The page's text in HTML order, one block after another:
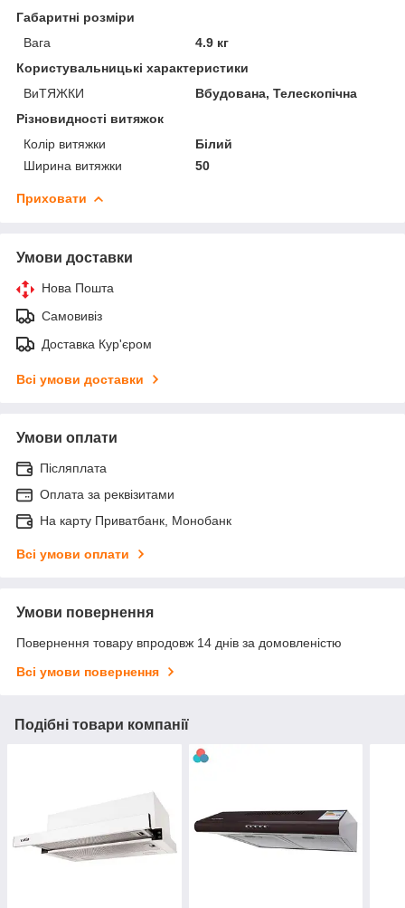
Габаритні розміри
Вага
4.9 кг
Користувальницькі характеристики
ВиТЯЖКИ
Вбудована, Телескопічна
Різновидності витяжок
Колір витяжки
Білий
Ширина витяжки
50
Приховати
Умови доставки
Нова Пошта
Самовивіз
Доставка Кур'єром
Всі умови доставки
Умови оплати
Післяплата
Оплата за реквізитами
На карту Приватбанк, Монобанк
Всі умови оплати
Умови повернення
Повернення товару впродовж 14 днів за домовленістю
Всі умови повернення
Подібні товари компанії